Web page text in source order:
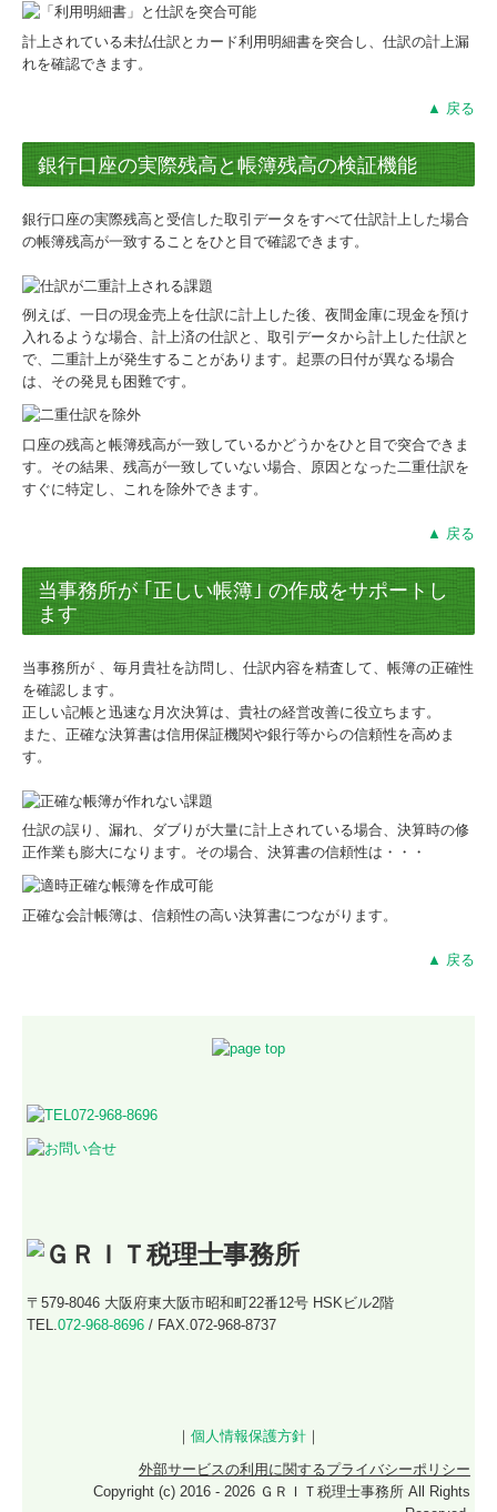
計上されている未払仕訳とカード利用明細書を突合し、仕訳の計上漏
れを確認できます。
▲ 戻る
銀行口座の実際残高と帳簿残高の検証機能
銀行口座の実際残高と受信した取引データをすべて仕訳計上した場合
の帳簿残高が一致することをひと目で確認できます。
例えば、一日の現金売上を仕訳に計上した後、夜間金庫に現金を預け
入れるような場合、計上済の仕訳と、取引データから計上した仕訳と
で、二重計上が発生することがあります。起票の日付が異なる場合
は、その発見も困難です。
口座の残高と帳簿残高が一致しているかどうかをひと目で突合できま
す。その結果、残高が一致していない場合、原因となった二重仕訳を
すぐに特定し、これを除外できます。
▲ 戻る
当事務所が ｢正しい帳簿｣ の作成をサポートし
ます
当事務所が 、毎月貴社を訪問し、仕訳内容を精査して、帳簿の正確性
を確認します。
正しい記帳と迅速な月次決算は、貴社の経営改善に役立ちます。
また、正確な決算書は信用保証機関や銀行等からの信頼性を高めま
す。
仕訳の誤り、漏れ、ダブりが大量に計上されている場合、決算時の修
正作業も膨大になります。その場合、決算書の信頼性は・・・
正確な会計帳簿は、信頼性の高い決算書につながります。
▲ 戻る
〒579-8046 大阪府東大阪市昭和町22番12号 HSKビル2階
TEL.072-968-8696 / FAX.072-968-8737
｜ 個人情報保護方針 ｜
外部サービスの利用に関するプライバシーポリシー
Copyright (c) 2016 - 2026 ＧＲＩＴ税理士事務所 All Rights